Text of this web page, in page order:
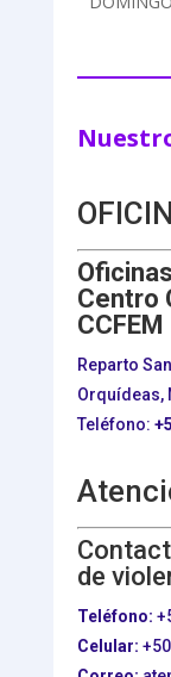
Centro
CCFEM
Reparto
Orquídeas,
Teléfono:
de
Teléfono:
Celular: